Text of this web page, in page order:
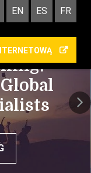
EN ES FR